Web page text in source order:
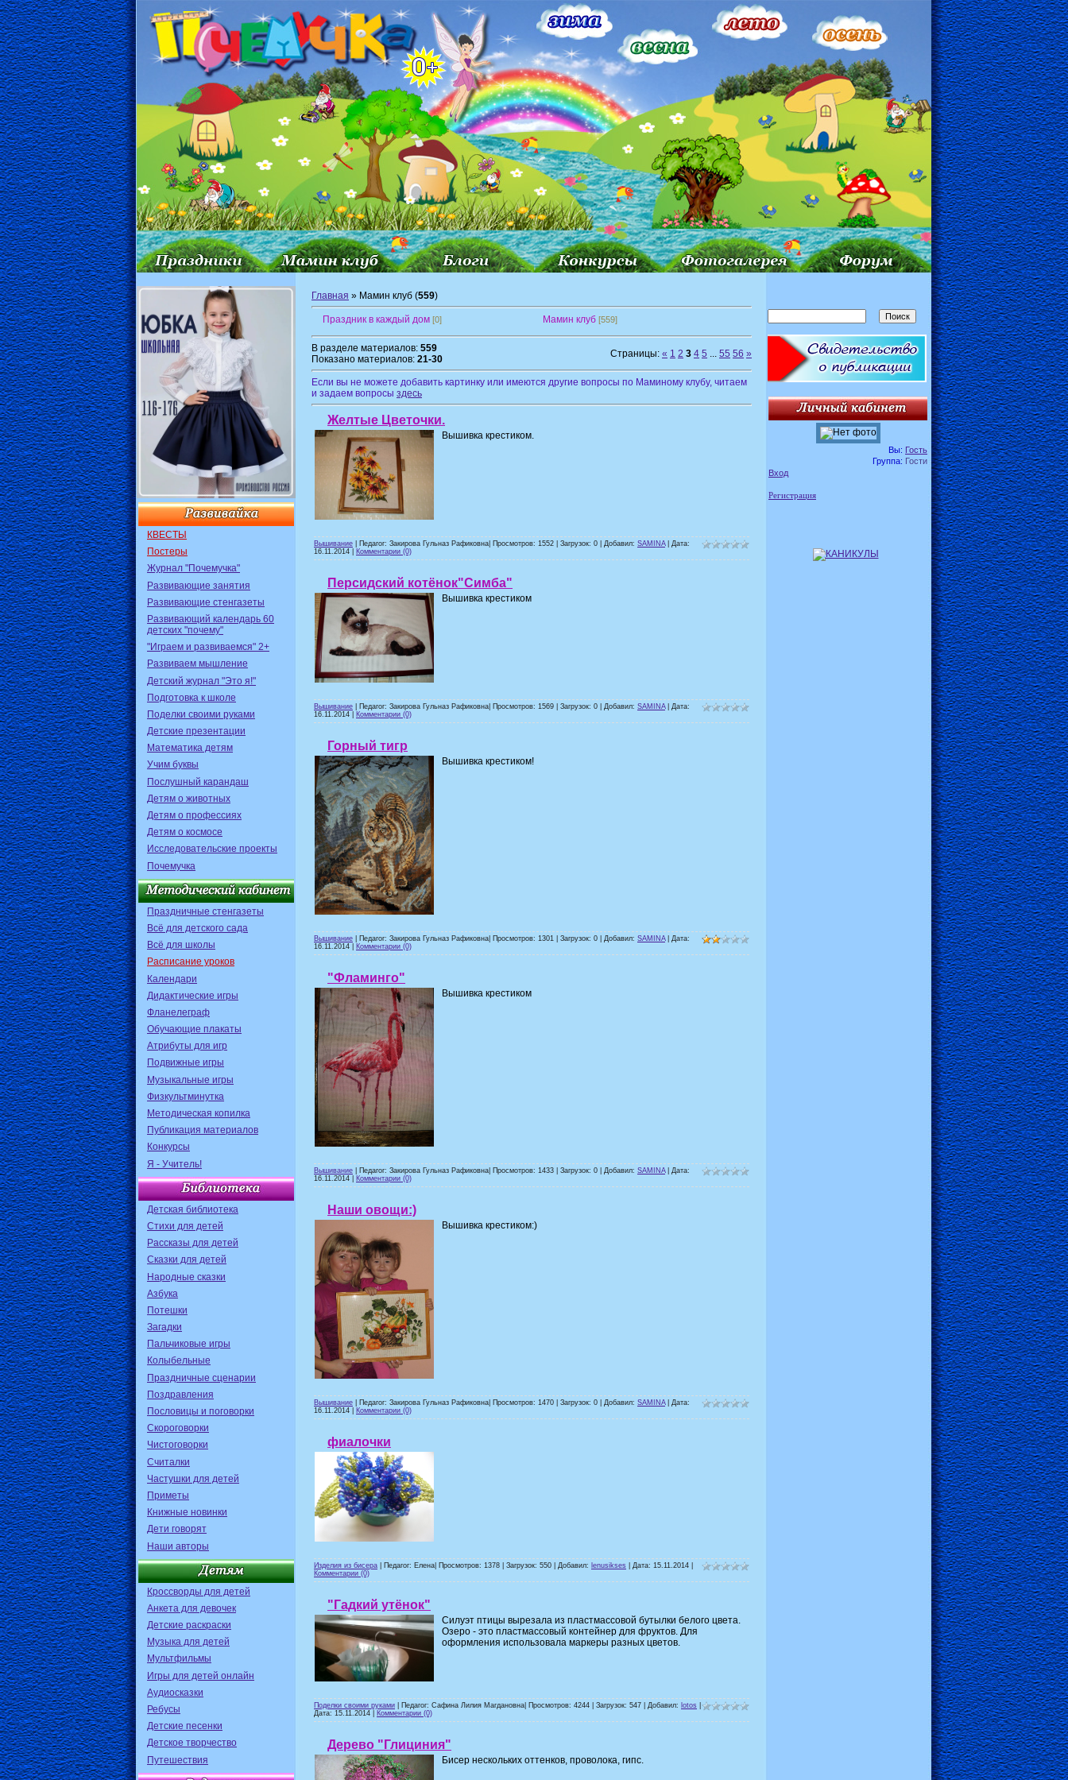
КВЕСТЫ
Постеры
Журнал "Почемучка"
Развивающие занятия
Развивающие стенгазеты
Развивающий календарь 60
детских "почему"
"Играем и развиваемся" 2+
Развиваем мышление
Детский журнал "Это я!"
Подготовка к школе
Поделки своими руками
Детские презентации
Математика детям
Учим буквы
Послушный карандаш
Детям о животных
Детям о профессиях
Детям о космосе
Исследовательские проекты
Почемучка
Праздничные стенгазеты
Всё для детского сада
Всё для школы
Расписание уроков
Календари
Дидактические игры
Фланелеграф
Обучающие плакаты
Атрибуты для игр
Подвижные игры
Музыкальные игры
Физкультминутка
Методическая копилка
Публикация материалов
Конкурсы
Я - Учитель!
Детская библиотека
Стихи для детей
Рассказы для детей
Сказки для детей
Народные сказки
Азбука
Потешки
Загадки
Пальчиковые игры
Колыбельные
Праздничные сценарии
Поздравления
Пословицы и поговорки
Скороговорки
Чистоговорки
Считалки
Частушки для детей
Приметы
Книжные новинки
Дети говорят
Наши авторы
Кроссворды для детей
Анкета для девочек
Детские раскраски
Музыка для детей
Мультфильмы
Игры для детей онлайн
Аудиосказки
Ребусы
Детские песенки
Детское творчество
Путешествия
Главная » Мамин клуб (559)
Праздник в каждый дом [0] Мамин клуб [559]
В разделе материалов: 559
Показано материалов: 21-30 Страницы: « 1 2 3 4 5 ... 55 56 »
Если вы не можете добавить картинку или имеются другие вопросы по Маминому клубу, читаем
и задаем вопросы здесь
Желтые Цветочки.
Вышивка крестиком.
Вышивание | Педагог: Закирова Гульназ Рафиковна| Просмотров: 1552 | Загрузок: 0 | Добавил: SAMINA| Дата:
16.11.2014
Комментарии (0)
Персидский котёнок"Симба"
Вышивка крестиком
Вышивание | Педагог: Закирова Гульназ Рафиковна| Просмотров: 1569 | Загрузок: 0 | Добавил: SAMINA| Дата:
16.11.2014
Комментарии (0)
Горный тигр
Вышивка крестиком!
Вышивание | Педагог: Закирова Гульназ Рафиковна| Просмотров: 1301 | Загрузок: 0 | Добавил: SAMINA| Дата:
16.11.2014
Комментарии (0)
"Фламинго"
Вышивка крестиком
Вышивание | Педагог: Закирова Гульназ Рафиковна| Просмотров: 1433 | Загрузок: 0 | Добавил: SAMINA| Дата:
16.11.2014
Комментарии (0)
Наши овощи:)
Вышивка крестиком:)
Вышивание | Педагог: Закирова Гульназ Рафиковна| Просмотров: 1470 | Загрузок: 0 | Добавил: SAMINA| Дата:
16.11.2014
Комментарии (0)
фиалочки
Изделия из бисера | Педагог: Елена| Просмотров: 1378 | Загрузок: 550 | Добавил: lenusikses | Дата: 15.11.2014
Комментарии (0)
"Гадкий утёнок"
Силуэт птицы вырезала из пластмассовой бутылки белого цвета.
Озеро - это пластмассовый контейнер для фруктов. Для
оформления использовала маркеры разных цветов.
Поделки своими руками | Педагог: Сафина Лилия Магдановна| Просмотров: 4244 | Загрузок: 547 | Добавил: lotos
Дата: 15.11.2014 Комментарии (0)
Дерево "Глициния"
Бисер нескольких оттенков, проволока, гипс.
Вы: Гость
Группа: Гости
Вход
Регистрация